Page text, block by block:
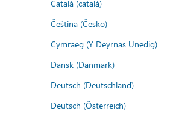
Català (català)
Čeština (Česko)
Cymraeg (Y Deyrnas Unedig)
Dansk (Danmark)
Deutsch (Deutschland)
Deutsch (Österreich)